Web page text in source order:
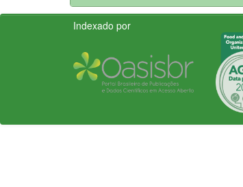
Indexado por